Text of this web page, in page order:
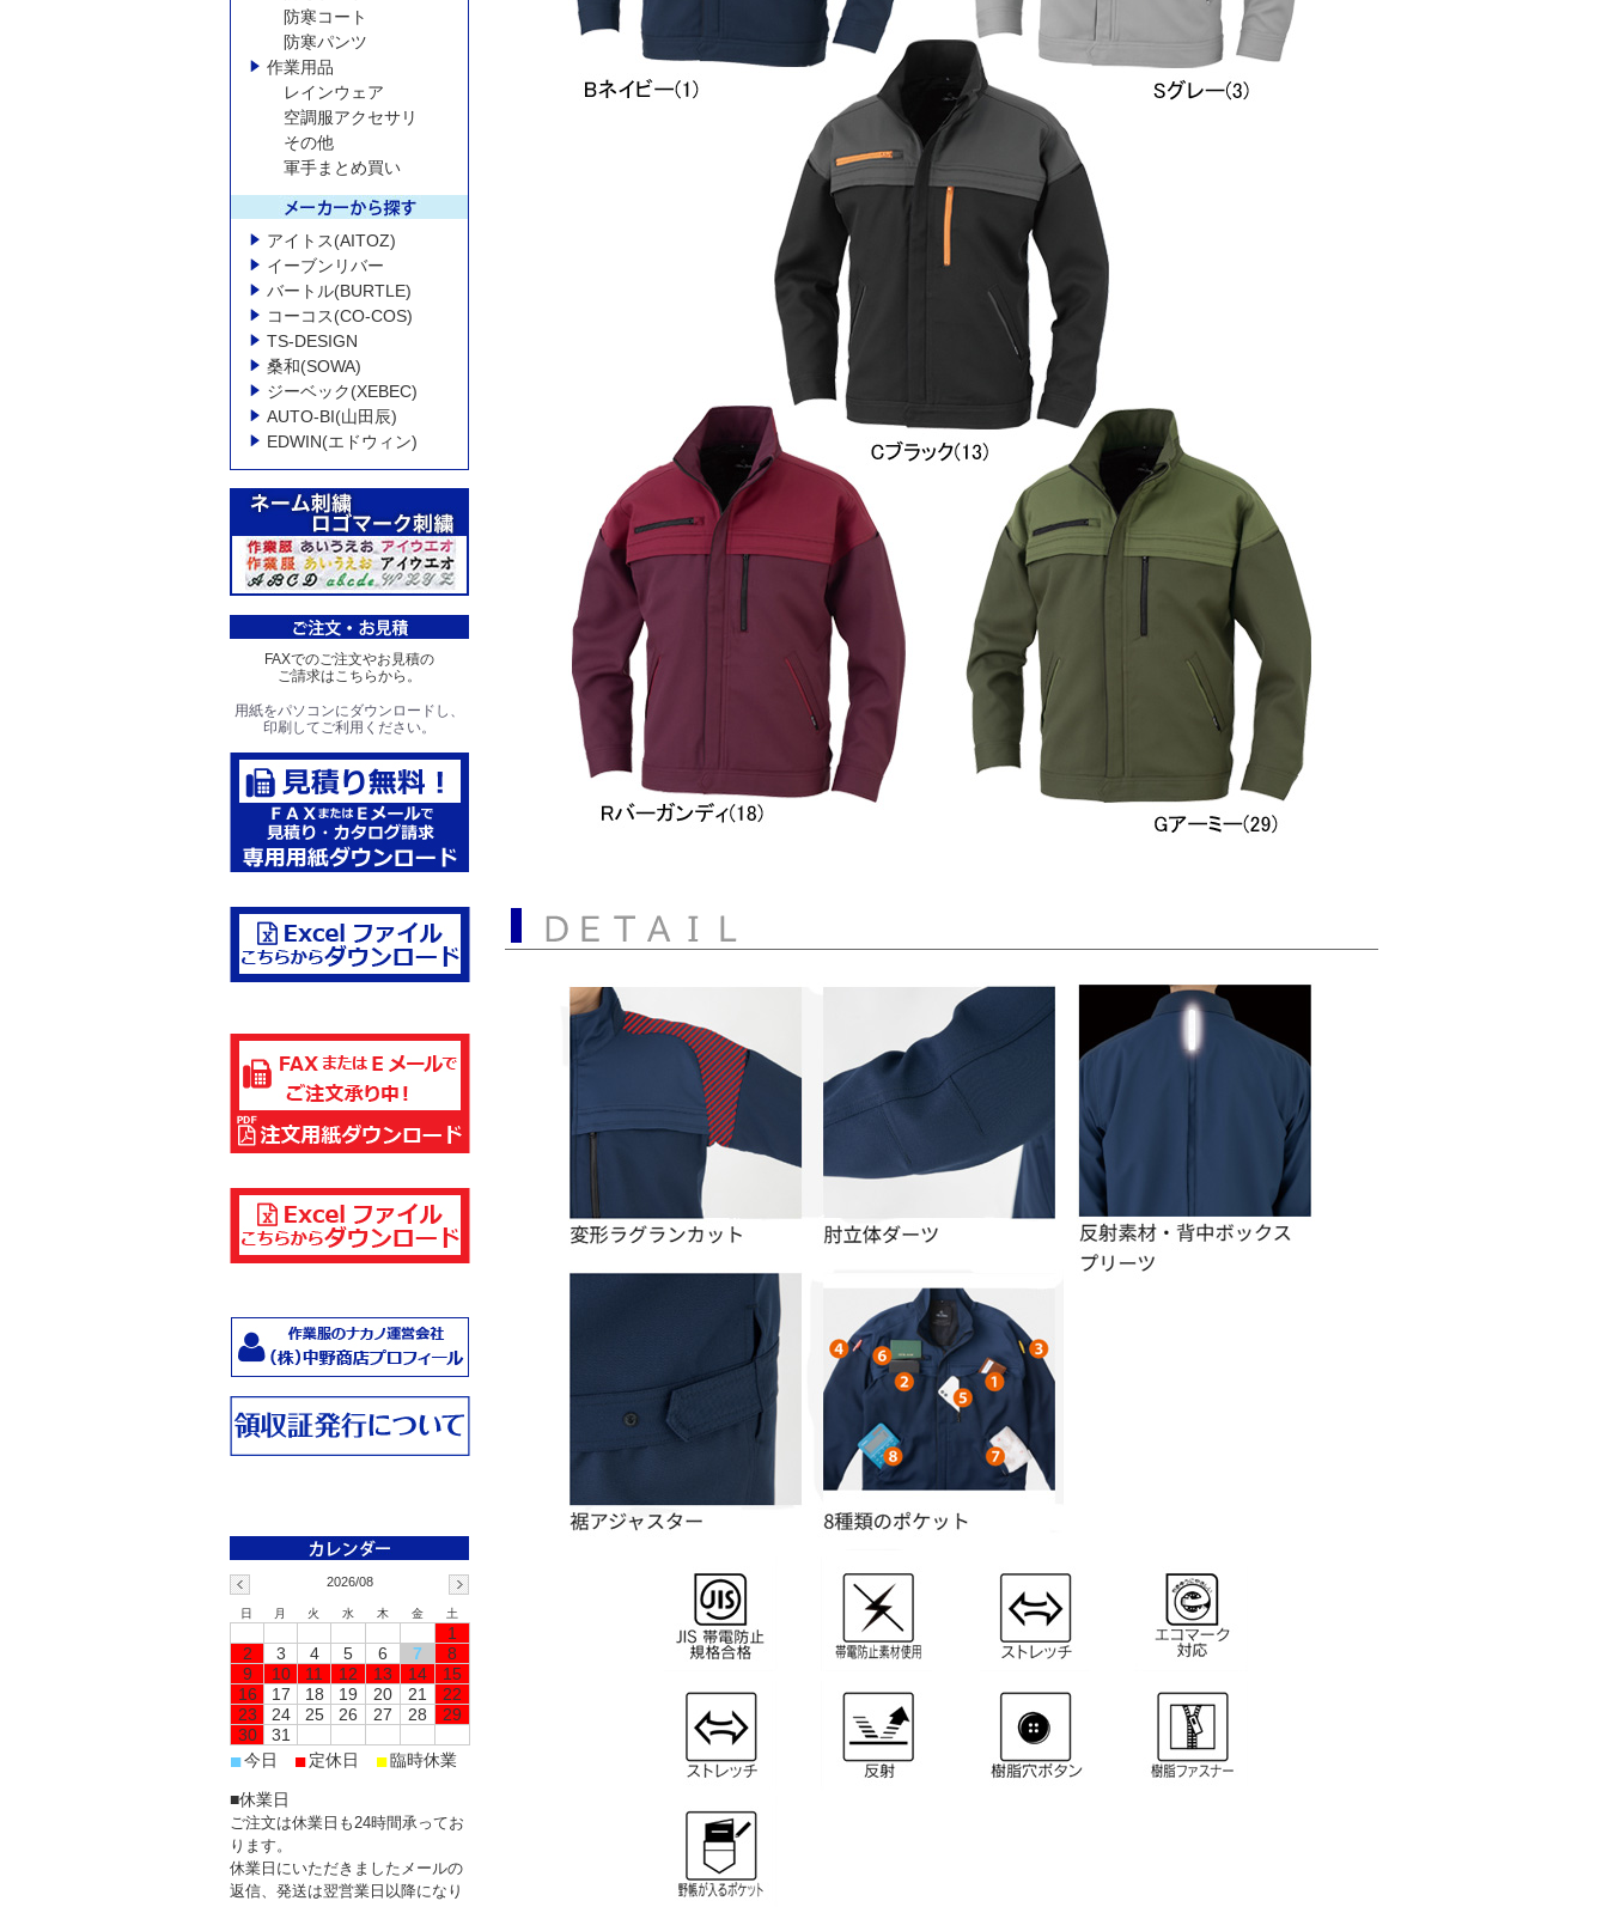
防寒コート
防寒パンツ
作業用品
レインウェア
空調服アクセサリ
その他
軍手まとめ買い
アイトス(AITOZ)
イーブンリバー
バートル(BURTLE)
コーコス(CO-COS)
TS-DESIGN
桑和(SOWA)
ジーベック(XEBEC)
AUTO-BI(山田辰)
EDWIN(エドウィン)
FAXでのご注文やお見積の
ご請求はこちらから。
用紙をパソコンにダウンロードし、
印刷してご利用ください。
2026/08
日 月 火 水 木 金 土
1
2
3 4 5 6 7
8
9
10 11 12 13 14
15
16
17 18 19 20 21
22
23
24 25 26 27 28
29
30
31
■今日 ■定休日 ■臨時休業
■休業日
ご注文は休業日も24時間承ってお
ります。
休業日にいただきましたメールの
返信、発送は翌営業日以降になり